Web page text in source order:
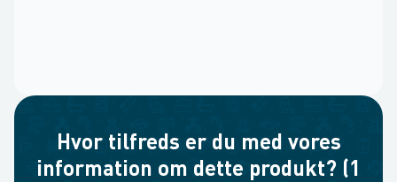
Hvor tilfreds er du med vores
information om dette produkt? (1